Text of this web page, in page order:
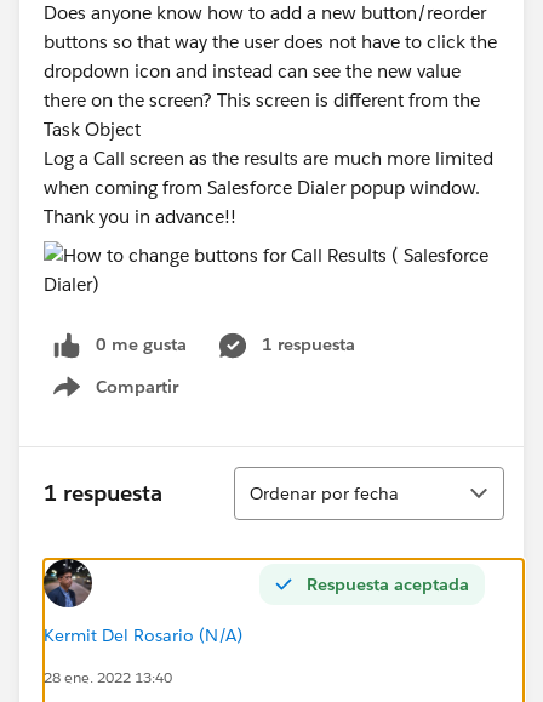
Does anyone know how to add a new button/reorder
buttons so that way the user does not have to click the
dropdown icon and instead can see the new value
there on the screen? This screen is different from the
Task Object
Log a Call screen as the results are much more limited
when coming from Salesforce Dialer popup window.
Thank you in advance!!
0 me gusta
1 respuesta
Compartir
Show menu
1 respuesta
Ordenar
Ordenar por fecha
Respuesta aceptada
Kermit Del Rosario (N/A)
28 ene. 2022 13:40